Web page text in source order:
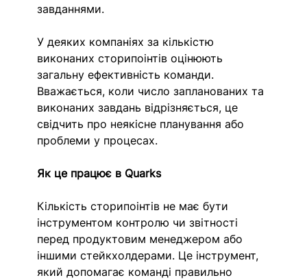
завданнями.
У деяких компаніях за кількістю
виконаних сторипоінтів оцінюють
загальну ефективність команди.
Вважається, коли число запланованих та
виконаних завдань відрізняється, це
свідчить про неякісне планування або
проблеми у процесах.
Як це працює в Quarks
Кількість сторипоінтів не має бути
інструментом контролю чи звітності
перед продуктовим менеджером або
іншими стейкхолдерами. Це інструмент,
який допомагає команді правильно